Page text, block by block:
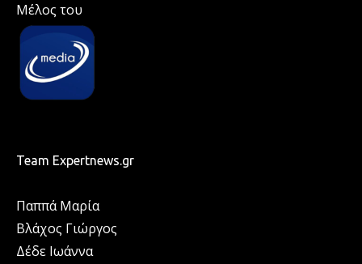
Μέλος του
Team Expertnews.gr
Παππά Μαρία
Βλάχος Γιώργος
Δέδε Ιωάννα